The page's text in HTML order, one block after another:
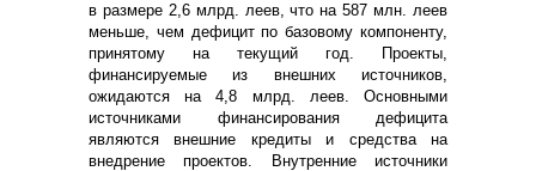
в размере 2,6 млрд. леев, что на 587 млн. леев
меньше, чем дефицит по базовому компоненту,
принятому на текущий год. Проекты,
финансируемые из внешних источников,
ожидаются на 4,8 млрд. леев. Основными
источниками финансирования дефицита
являются внешние кредиты и средства на
внедрение проектов. Внутренние источники